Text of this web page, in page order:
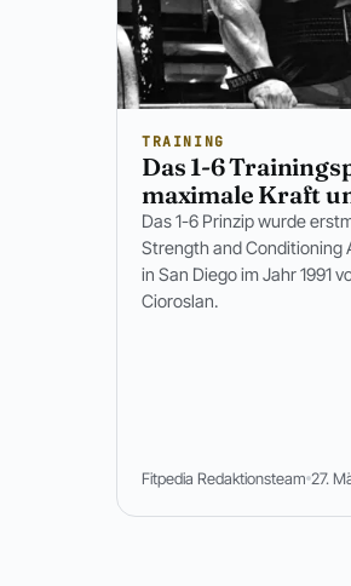
TRAINING
Das 1-6
maximale Kraft
Das 1-6 Prinzip wurde
Strength and Conditioning
in San Diego im Jahr 1991
Cioroslan.
Fitpedia Redaktionsteam 27.